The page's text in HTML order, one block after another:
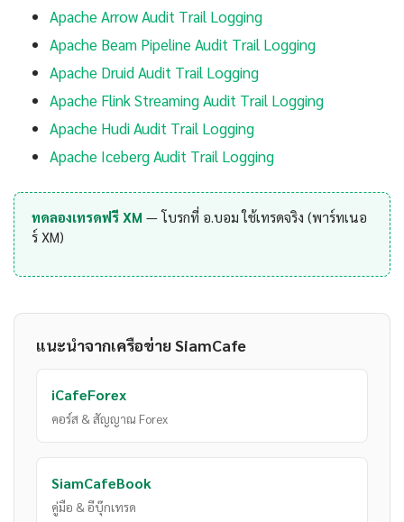
Apache Arrow Audit Trail Logging
Apache Beam Pipeline Audit Trail Logging
Apache Druid Audit Trail Logging
Apache Flink Streaming Audit Trail Logging
Apache Hudi Audit Trail Logging
Apache Iceberg Audit Trail Logging
ทดลองเทรดฟรี XM— โบรกที่ อ.บอม ใช้เทรดจริง (พาร์ทเนอ
ร์ XM)
แนะนำจากเครือข่าย SiamCafe
iCafeForex
คอร์ส & สัญญาณ Forex
SiamCafeBook
คู่มือ & อีบุ๊กเทรด